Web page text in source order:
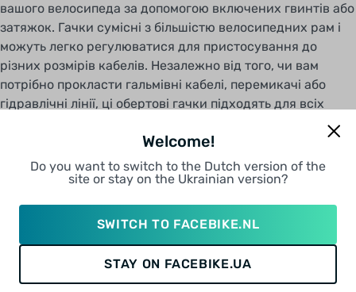
вашого велосипеда за допомогою включених гвинтів або
затяжок. Гачки сумісні з більшістю велосипедних рам і
можуть легко регулюватися для пристосування до
різних розмірів кабелів. Незалежно від того, чи вам
потрібно прокласти гальмівні кабелі, перемикачі або
гідравлічні лінії, ці обертові гачки підходять для всіх
функціональні переваги, але й додають професіоналізму
до вигляду вашого велосипеда. Стильний і компактний
дизайн гармонійно поєднується з естетикою вашого
вигляд. Позбудьтеся безладного прокладання кабелів і
набором з 100 обертових гачків ви матимете більше, ніж
Welcome!
Do you want to switch to the Dutch version of the
site or stay on the Ukrainian version?
SWITCH TO FACEBIKE.NL
STAY ON FACEBIKE.UA